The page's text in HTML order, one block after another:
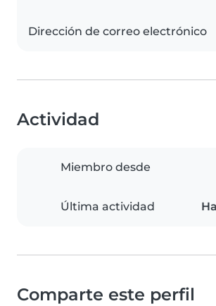
Dirección de correo electrónico
Actividad
Miembro desde
Última actividad
Comparte este perfil